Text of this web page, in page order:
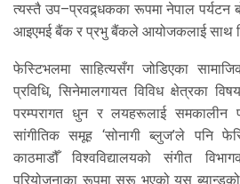
त्यस्तै उप–प्रवद्र्धकका रूपमा नेपाल पर्यटन
आइएमई बैंक र प्रभु बैंकले आयोजकलाई साथ
फेस्टिभलमा साहित्यसँग जोडिएका
प्रविधि, सिनेमालगायत विविध क्षेत्रका
परम्परागत धुन र लयहरूलाई समकालीन
सांगीतिक समूह ‘सोनागी ब्लुज’ले पनि
काठमाडौँ विश्वविद्यालयको संगीत
परियोजनाका रूपमा सुरू भएको यस